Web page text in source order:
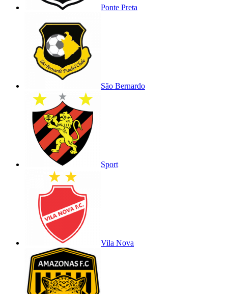
Ponte Preta
São Bernardo
Sport
Vila Nova